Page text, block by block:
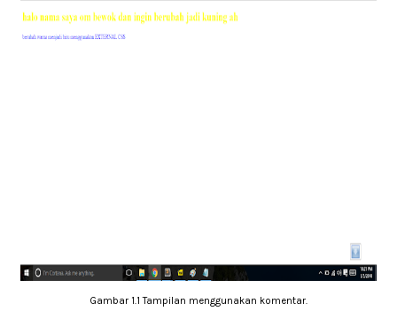
Gambar 1.1 Tampilan menggunakan komentar.